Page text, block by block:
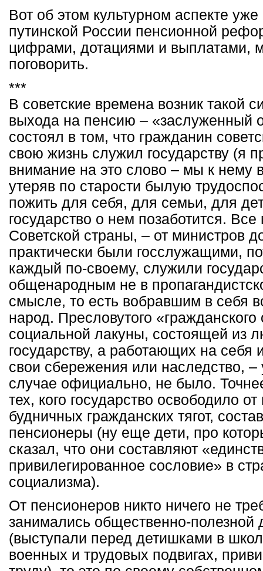
Вот об этом культурном аспекте
путинской России пенсионной
цифрами, дотациями и выплатами,
поговорить.
***
В советские времена возник такой
выхода на пенсию – «заслуженный
состоял в том, что гражданин
свою жизнь служил государству (я
внимание на это слово – мы к нему
утеряв по старости былую
пожить для себя, для семьи, для
государство о нем позаботится.
Советской страны, – от министров
практически были госслужащими,
каждый по-своему, служили
общенародным не в
смысле, то есть вобравшим в себя
народ. Пресловутого
социальной лакуны, состоящей из
государству, а работающих на
свои сбережения или наследство, –
случае официально, не было.
тех, кого государство освободило
будничных гражданских тягот,
пенсионеры (ну еще дети, про
сказал, что они составляют
привилегированное сословие» в
социализма).
От пенсионеров никто ничего не
занимались общественно-полезной
(выступали перед детишками в
военных и трудовых подвигах,